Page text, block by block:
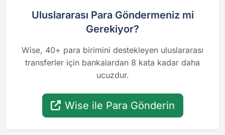
Uluslararası Para Göndermeniz mi
Gerekiyor?
Wise, 40+ para birimini destekleyen uluslararası
transferler için bankalardan 8 kata kadar daha
ucuzdur.
Wise ile Para Gönderin